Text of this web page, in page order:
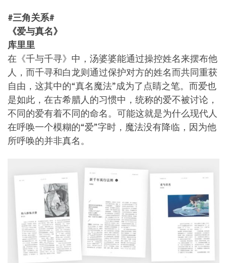
#三角关系#
《爱与真名》
库里里
在《千与千寻》中，汤婆婆能通过操控姓名来摆布他
人，而千寻和白龙则通过保护对方的姓名而共同重获
自由，这其中的“真名魔法”成为了点睛之笔。而爱也
是如此，在古希腊人的习惯中，统称的爱不被讨论，
不同的爱有着不同的命名。可能这就是为什么现代人
在呼唤一个模糊的“爱”字时，魔法没有降临，因为他
所呼唤的并非真名。